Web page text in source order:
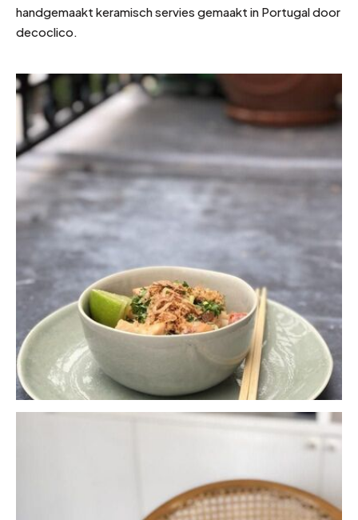
handgemaakt keramisch servies gemaakt in Portugal door
decoclico.